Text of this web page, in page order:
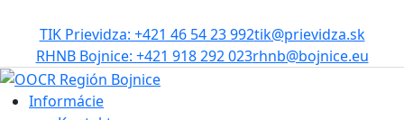
TIK Prievidza: +421 46 54 23 992tik@prievidza.sk
RHNB Bojnice: +421 918 292 023rhnb@bojnice.eu
Informácie